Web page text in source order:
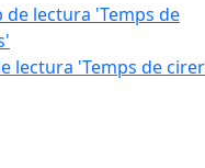
lectura 'Temps de
lectura 'Temps de